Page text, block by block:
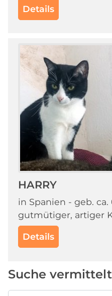
Details
HARRY
in Spanien - geb. ca.
gutmütiger, artiger
Details
Suche